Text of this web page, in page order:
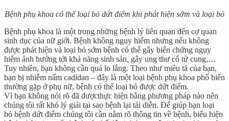
Bệnh phụ khoa có thể loại bỏ dứt điểm khi phát hiện sớm và loại bỏ
Bệnh phụ khoa là một trong những bệnh lý liên quan đến cơ quan
sinh dục của nữ giới. Bệnh không nguy hiểm nhưng nếu không
được phát hiện và loại bỏ sớm bệnh có thể gây biến chứng nguy
hiểm ảnh hưởng tới khả năng sinh sản, gây ung thư cổ tử cung,…
Tuy nhiên, bạn không cần quá lo lắng. Theo như miêu tả của bạn,
bạn bị nhiễm nấm cadidan – đây là một loại bệnh phụ khoa phổ biến
thường gặp ở phụ nữ, bệnh có thể loại bỏ được dứt điểm.
Vì bạn không nói rõ đã đượcthực hiện bằng phương pháp nào nên
chúng tôi rất khó lý giải tại sao bệnh lại tái diễn. Để giúp bạn loại
bỏ bệnh dứt điểm chúng tôi cần nắm rõ thông tin về bệnh, biểu hiện